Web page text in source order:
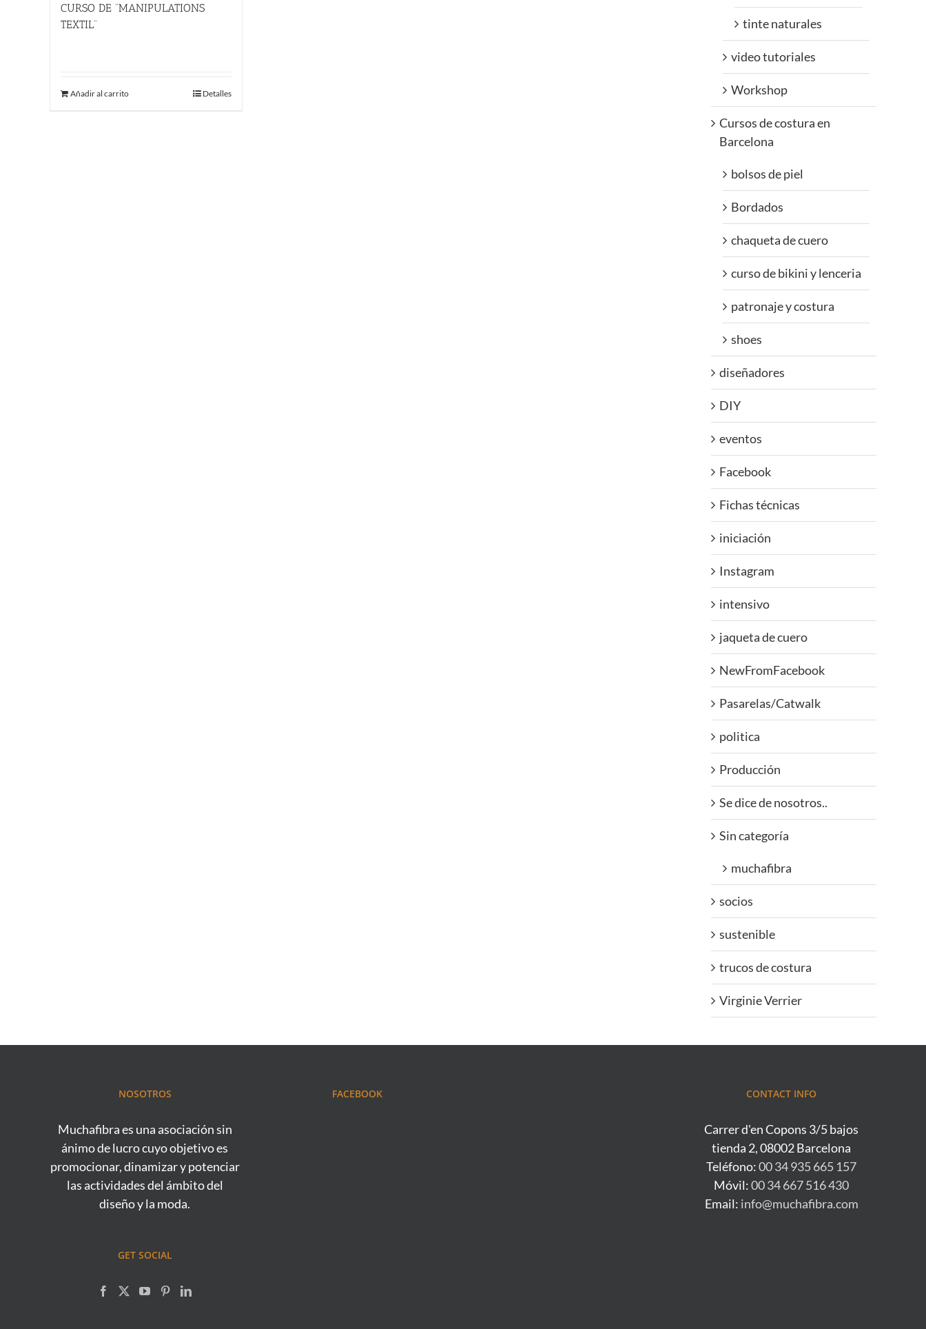
CURSO DE “MANIPULATIONS
TEXTIL”
Añadir al carrito Detalles
tinte naturales
video tutoriales
Workshop
Cursos de costura en
Barcelona
bolsos de piel
Bordados
chaqueta de cuero
curso de bikini y lenceria
patronaje y costura
shoes
diseñadores
DIY
eventos
Facebook
Fichas técnicas
iniciación
Instagram
intensivo
jaqueta de cuero
NewFromFacebook
Pasarelas/Catwalk
politica
Producción
Se dice de nosotros..
Sin categoría
muchafibra
socios
sustenible
trucos de costura
Virginie Verrier
NOSOTROS
Muchafibra es una asociación sin
ánimo de lucro cuyo objetivo es
promocionar, dinamizar y potenciar
las actividades del ámbito del
diseño y la moda.
GET SOCIAL
FACEBOOK CONTACT INFO
Carrer d'en Copons 3/5 bajos
tienda 2, 08002 Barcelona
Teléfono:00 34 935 665 157
Móvil:00 34 667 516 430
Email: info@muchafibra.com